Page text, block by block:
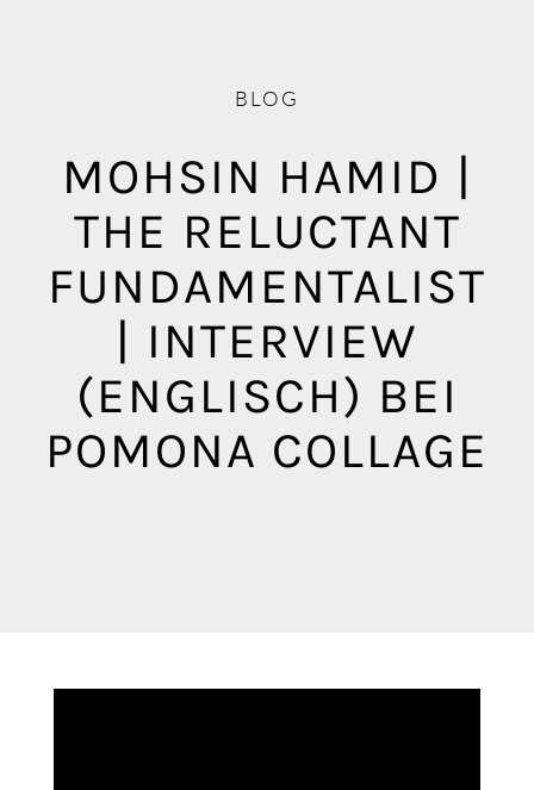
BLOG
MOHSIN HAMID |
THE RELUCTANT
FUNDAMENTALIST
| INTERVIEW
(ENGLISCH) BEI
POMONA COLLAGE